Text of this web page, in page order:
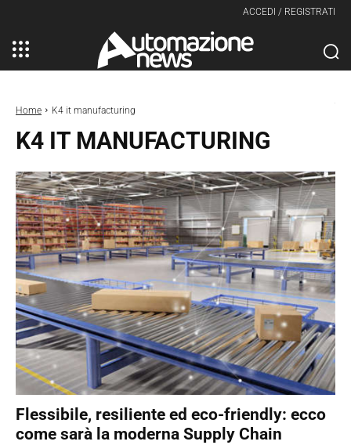
ACCEDI / REGISTRATI
Home K4 it manufacturing
K4 IT MANUFACTURING
Flessibile, resiliente ed eco-friendly: ecco
come sarà la moderna Supply Chain